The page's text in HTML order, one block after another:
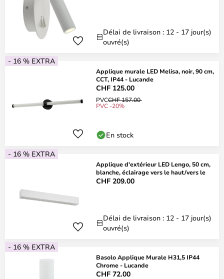
Délai de livraison : 12 - 17 jour(s)
ouvré(s)
- 16 % EXTRA
Applique murale LED Melisa, noir, 90 cm,
CCT, IP44 - Lucande
CHF 125.00
PVCCHF 157.00
PVC -20%
En stock
- 16 % EXTRA
Applique d'extérieur LED Lengo, 50 cm,
blanche, éclairage vers le haut/vers le
CHF 209.00
Délai de livraison : 12 - 17 jour(s)
ouvré(s)
- 16 % EXTRA
Basolo Applique Murale H31,5 IP44
Chrome - Lucande
CHF 72.00